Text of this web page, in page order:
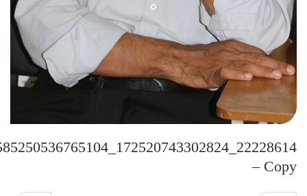
– Copy